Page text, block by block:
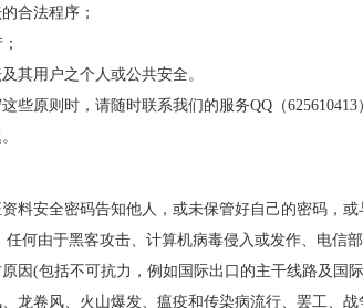
合法程序；
其用户之个人或公共安全。
些原则时，请随时联系我们的服务QQ（
料安全密码告知他人，或未保管好自己的密码，
何由于黑客攻击、计算机病毒侵入或发作、电信
因(包括不可抗力，例如国际出口的主干线路及国
龙卷风、火山爆发、瘟疫和传染病流行、罢工、